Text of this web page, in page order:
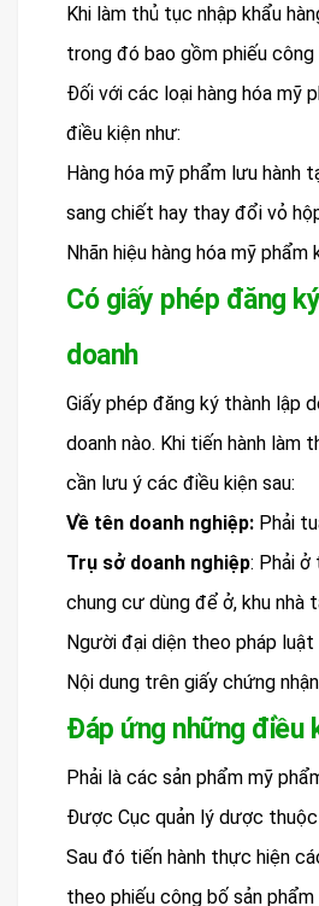
Khi làm thủ tục nhập khẩu
trong đó bao gồm phiếu
Đối với các loại hàng hóa mỹ
điều kiện như:
Hàng hóa mỹ phẩm lưu hành
sang chiết hay thay đổi vỏ
Nhãn hiệu hàng hóa mỹ
Có giấy phép đăng
doanh
Giấy phép đăng ký thành lập
doanh nào. Khi tiến hành làm
cần lưu ý các điều kiện sau:
Về tên doanh nghiệp: Phải
Trụ sở doanh nghiệp: Phải
chung cư dùng để ở, khu nhà
Người đại diện theo pháp
Nội dung trên giấy chứng
Đáp ứng những điều
Phải là các sản phẩm mỹ
Được Cục quản lý dược
Sau đó tiến hành thực hiện
theo phiếu công bố sản